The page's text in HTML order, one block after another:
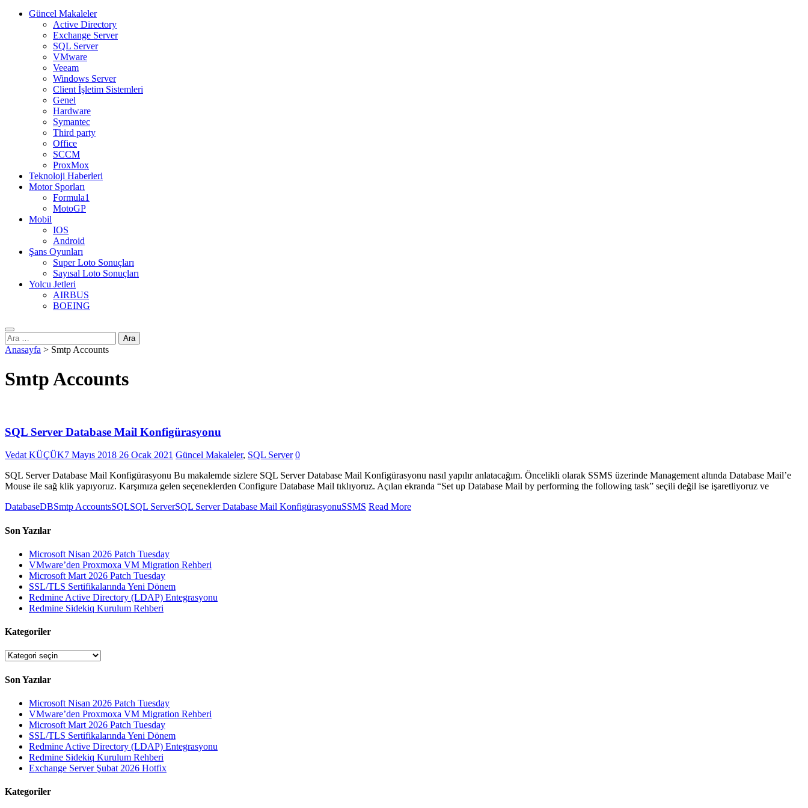
Güncel Makaleler
Active Directory
Exchange Server
SQL Server
VMware
Veeam
Windows Server
Client İşletim Sistemleri
Genel
Hardware
Symantec
Third party
Office
SCCM
ProxMox
Teknoloji Haberleri
Motor Sporları
Formula1
MotoGP
Mobil
IOS
Android
Şans Oyunları
Super Loto Sonuçları
Sayısal Loto Sonuçları
Yolcu Jetleri
AIRBUS
BOEING
Arama:
Anasayfa > Smtp Accounts
Smtp Accounts
SQL Server Database Mail Konfigürasyonu
Vedat KÜÇÜK7 Mayıs 2018 26 Ocak 2021 Güncel Makaleler, SQL Server 0
SQL Server Database Mail Konfigürasyonu Bu makalemde sizlere SQL Server Database Mail Konfigürasyonu nasıl yapılır anlatacağım. Öncelikli olarak SSMS üzerinde Management altında Database Mail’e
Mouse ile sağ klik yapıyoruz. Karşımıza gelen seçeneklerden Configure Database Mail tıklıyoruz. Açılan ekranda “Set up Database Mail by performing the following task” seçili değil ise işaretliyoruz ve
DatabaseDBSmtp AccountsSQLSQL ServerSQL Server Database Mail KonfigürasyonuSSMS Read More
Son Yazılar
Microsoft Nisan 2026 Patch Tuesday
VMware’den Proxmoxa VM Migration Rehberi
Microsoft Mart 2026 Patch Tuesday
SSL/TLS Sertifikalarında Yeni Dönem
Redmine Active Directory (LDAP) Entegrasyonu
Redmine Sidekiq Kurulum Rehberi
Kategoriler
Kategoriler
Son Yazılar
Microsoft Nisan 2026 Patch Tuesday
VMware’den Proxmoxa VM Migration Rehberi
Microsoft Mart 2026 Patch Tuesday
SSL/TLS Sertifikalarında Yeni Dönem
Redmine Active Directory (LDAP) Entegrasyonu
Redmine Sidekiq Kurulum Rehberi
Exchange Server Şubat 2026 Hotfix
Kategoriler